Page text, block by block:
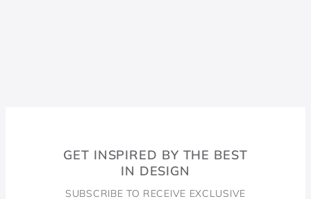
A Docol oferece soluções que garantem conforto,
durabilidade e sofisticação. Com tecnologia avançada e
design moderno, as bacias sanitárias da marca se adaptam a
GET INSPIRED BY THE BEST
IN DESIGN
SUBSCRIBE TO RECEIVE EXCLUSIVE